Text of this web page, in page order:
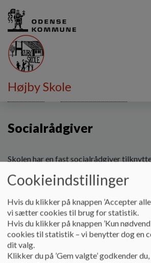
Højby Skole
Information
Socialrådgiver
Skolen har en fast socialrådgiver
Socialrådgiveren arbejder med:
Deltagelse i samarbejdsmøder/
forældre og eleven. Som udgangspunkt
foregå sammen med skolen ansatte
At hjælpe i dialogen mellem familie,
Ungerådgivningen, når børn og unge er
Cookieindstillinger
Hvis du klikker på knappen ’Accepter
vi sætter cookies til brug for statistik.
Hvis du klikker på knappen ’Kun
cookies til statistik – vi benytter dog en
dit valg.
Klikker du på ’Gem valgte’ godkender